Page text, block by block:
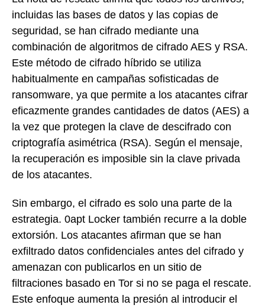
incluidas las bases de datos y las copias de
seguridad, se han cifrado mediante una
combinación de algoritmos de cifrado AES y RSA.
Este método de cifrado híbrido se utiliza
habitualmente en campañas sofisticadas de
ransomware, ya que permite a los atacantes cifrar
eficazmente grandes cantidades de datos (AES) a
la vez que protegen la clave de descifrado con
criptografía asimétrica (RSA). Según el mensaje,
la recuperación es imposible sin la clave privada
de los atacantes.
Sin embargo, el cifrado es solo una parte de la
estrategia. 0apt Locker también recurre a la doble
extorsión. Los atacantes afirman que se han
exfiltrado datos confidenciales antes del cifrado y
amenazan con publicarlos en un sitio de
filtraciones basado en Tor si no se paga el rescate.
Este enfoque aumenta la presión al introducir el